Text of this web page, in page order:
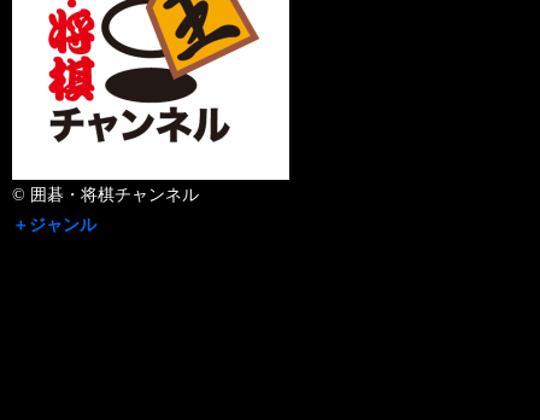
© 囲碁・将棋チャンネル
＋ジャンル